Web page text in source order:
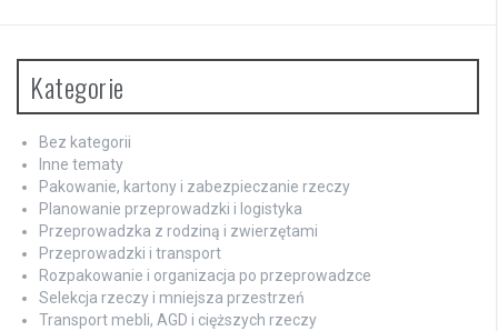
Kategorie
Bez kategorii
Inne tematy
Pakowanie, kartony i zabezpieczanie rzeczy
Planowanie przeprowadzki i logistyka
Przeprowadzka z rodziną i zwierzętami
Przeprowadzki i transport
Rozpakowanie i organizacja po przeprowadzce
Selekcja rzeczy i mniejsza przestrzeń
Transport mebli, AGD i cięższych rzeczy